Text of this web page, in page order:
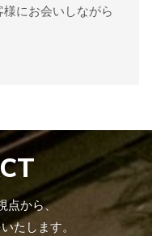
様にお会いしながら
点から、
たします。